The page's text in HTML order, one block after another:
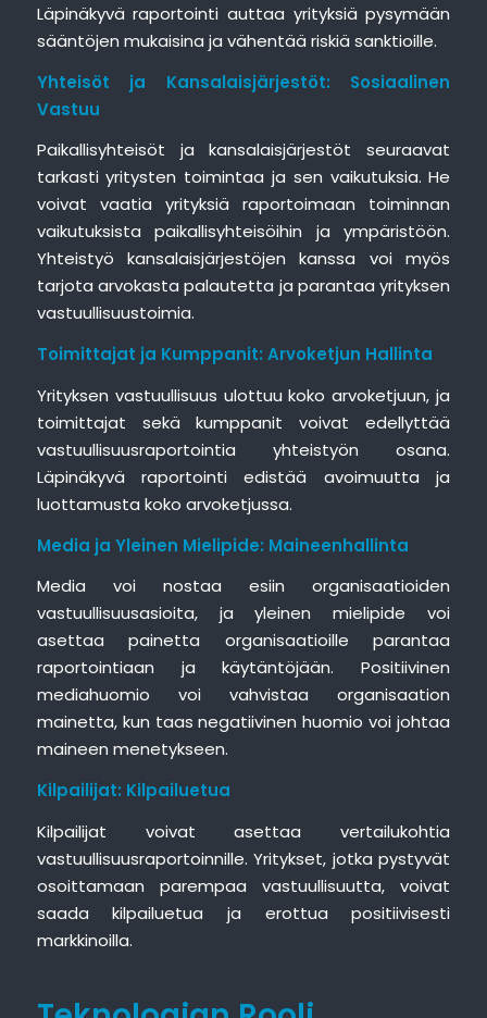
Läpinäkyvä raportointi auttaa yrityksiä pysymään
sääntöjen mukaisina ja vähentää riskiä sanktioille.
Yhteisöt ja Kansalaisjärjestöt: Sosiaalinen
Vastuu
Paikallisyhteisöt ja kansalaisjärjestöt seuraavat
tarkasti yritysten toimintaa ja sen vaikutuksia. He
voivat vaatia yrityksiä raportoimaan toiminnan
vaikutuksista paikallisyhteisöihin ja ympäristöön.
Yhteistyö kansalaisjärjestöjen kanssa voi myös
tarjota arvokasta palautetta ja parantaa yrityksen
vastuullisuustoimia.
Toimittajat ja Kumppanit: Arvoketjun Hallinta
Yrityksen vastuullisuus ulottuu koko arvoketjuun, ja
toimittajat sekä kumppanit voivat edellyttää
vastuullisuusraportointia yhteistyön osana.
Läpinäkyvä raportointi edistää avoimuutta ja
luottamusta koko arvoketjussa.
Media ja Yleinen Mielipide: Maineenhallinta
Media voi nostaa esiin organisaatioiden
vastuullisuusasioita, ja yleinen mielipide voi
asettaa painetta organisaatioille parantaa
raportointiaan ja käytäntöjään. Positiivinen
mediahuomio voi vahvistaa organisaation
mainetta, kun taas negatiivinen huomio voi johtaa
maineen menetykseen.
Kilpailijat: Kilpailuetua
Kilpailijat voivat asettaa vertailukohtia
vastuullisuusraportoinnille. Yritykset, jotka pystyvät
osoittamaan parempaa vastuullisuutta, voivat
saada kilpailuetua ja erottua positiivisesti
markkinoilla.